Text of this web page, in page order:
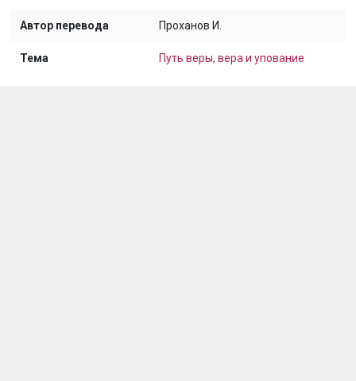
Автор перевода Проханов И.
Тема Путь веры, вера и упование